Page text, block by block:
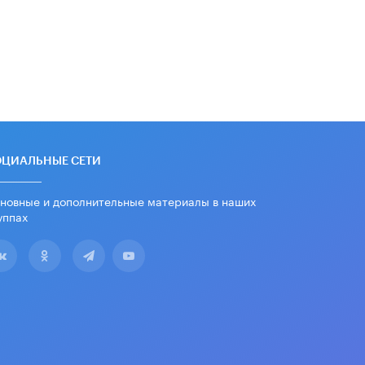
СЕТИ
и дополнительные материалы в наших